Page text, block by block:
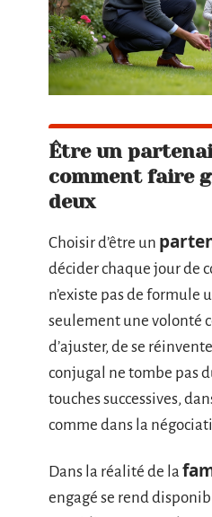
Être un
comment faire
deux
Choisir d’être un
décider chaque jour de
n’existe pas de formule
seulement une volonté
d’ajuster, de se
conjugal ne tombe pas
touches successives,
comme dans la
Dans la réalité de la
engagé se rend